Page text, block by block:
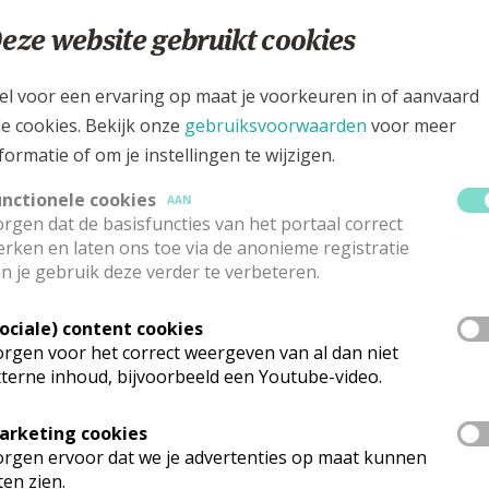
Ruisbroec en O.-L.-Vrouw kerk
de details voor de weekendvieringen die doorgaan in deze kerk,
de kerk, alsook een lijst met kerken in de buurt.
ALLE DETAILS TONEN
L.-Vrouw ten Hemel Opgenomen kerk
de details voor de weekendvieringen die doorgaan in deze kerk,
de kerk, alsook een lijst met kerken in de buurt.
website gebruikt cookies
voor een ervaring op maat je voorkeuren in of aanvaard
cookies. Bekijk onze gebruiksvoorwaarden voor meer
of om je instellingen te wijzigen.
cookies
AAN
dat de basisfuncties van het portaal correct
en laten ons toe via de anonieme registratie
je gebruik deze verder te verbeteren.
content cookies
voor het correct weergeven van al dan niet
inhoud, bijvoorbeeld een Youtube-video.
cookies
ervoor dat we je advertenties op maat kunnen
zien.